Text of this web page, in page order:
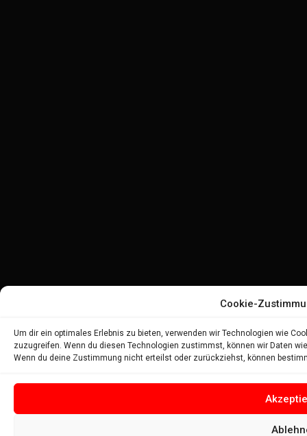
Cookie-
Um dir ein optimales Erlebnis zu bieten, verwenden wir Technologien wie
zuzugreifen. Wenn du diesen Technologien zustimmst, können wir Daten
Wenn du deine Zustimmung nicht erteilst oder zurückziehst, können